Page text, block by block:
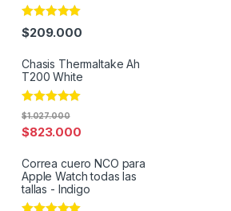
Rated4.95
out of 5
$209.000
Chasis Thermaltake Ah
T200 White
Rated 5.00
$823.000
$1.027.000
Correa cuero NCO para
Apple Watch todas las
tallas - Indigo